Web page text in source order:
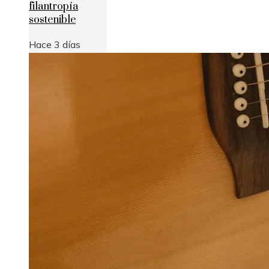
filantropía
sostenible
Hace 3 días